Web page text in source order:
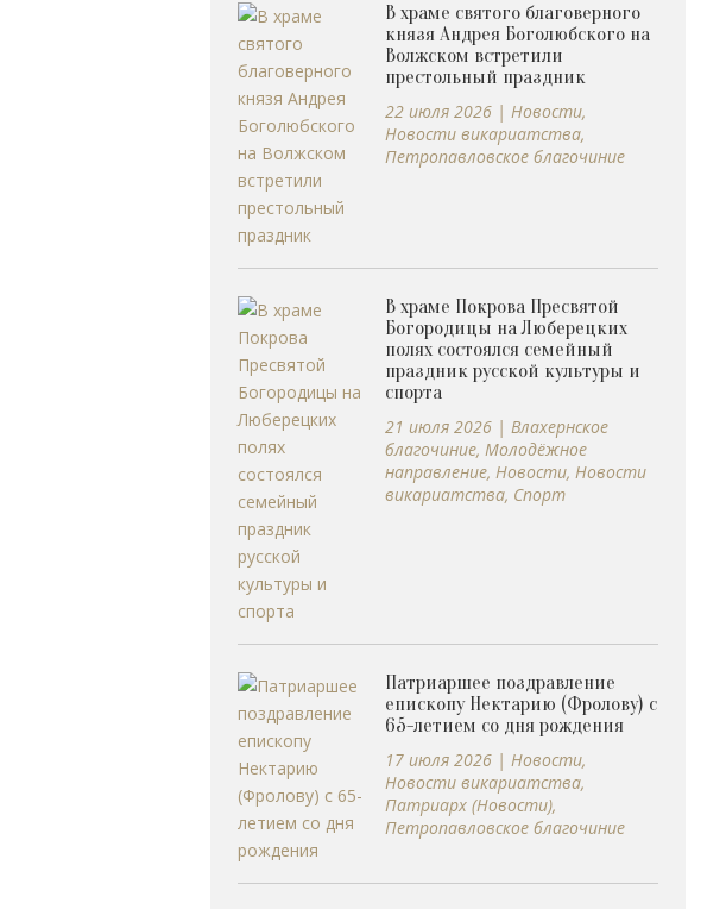
В храме святого благоверного
князя Андрея Боголюбского на
Волжском встретили
престольный праздник
22 июля 2026 |Новости,
Новости викариатства,
Петропавловское благочиние
В храме Покрова Пресвятой
Богородицы на Люберецких
полях состоялся семейный
праздник русской культуры и
спорта
21 июля 2026 |Влахернское
благочиние,Молодёжное
направление,Новости,Новости
викариатства, Спорт
Патриаршее поздравление
епископу Нектарию (Фролову) с
65-летием со дня рождения
17 июля 2026 |Новости,
Новости викариатства,
Патриарх (Новости),
Петропавловское благочиние